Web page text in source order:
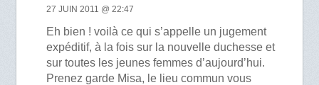
27 JUIN 2011 @ 22:47
Eh bien ! voilà ce qui s’appelle un jugement
expéditif, à la fois sur la nouvelle duchesse et
sur toutes les jeunes femmes d’aujourd’hui.
Prenez garde Misa, le lieu commun vous